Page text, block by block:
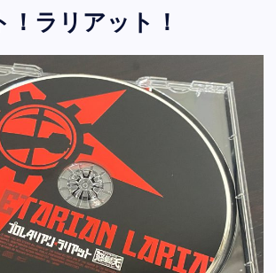
！ラリアット！